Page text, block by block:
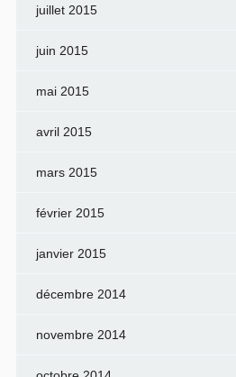
juillet 2015
juin 2015
mai 2015
avril 2015
mars 2015
février 2015
janvier 2015
décembre 2014
novembre 2014